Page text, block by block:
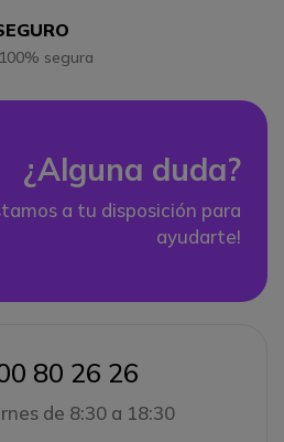
segura
¿Alguna duda?
a tu disposición para
ayudarte!
80 26 26
de 8:30 a 18:30